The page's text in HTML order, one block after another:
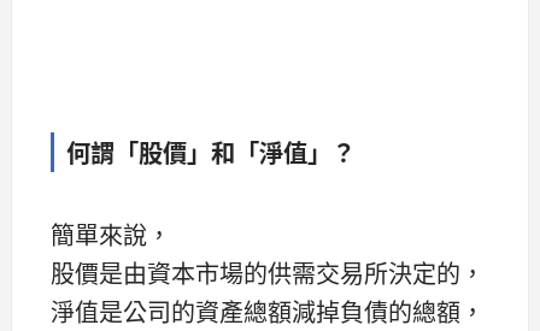
何謂「股價」和「淨值」 ？
簡單來說，
股價是由資本市場的供需交易所決定的，
淨值是公司的資產總額減掉負債的總額，